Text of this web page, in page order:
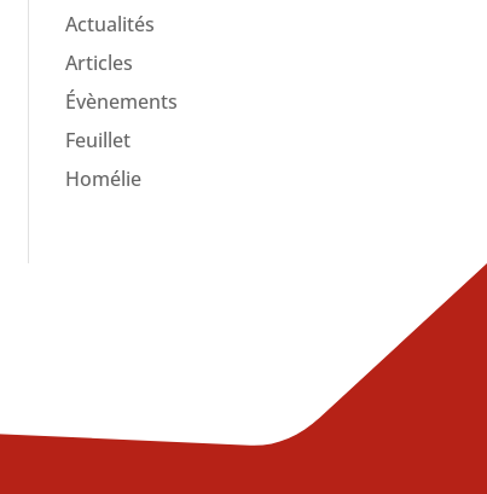
Actualités
Articles
Évènements
Feuillet
Homélie